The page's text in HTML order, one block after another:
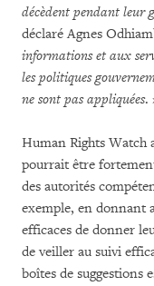
décèdent pendant leur
déclaré Agnes
informations et aux
les politiques
ne sont pas appliquées.
Human Rights Watch
pourrait être
des autorités
exemple, en donnant
efficaces de donner
de veiller au suivi
boîtes de suggestions